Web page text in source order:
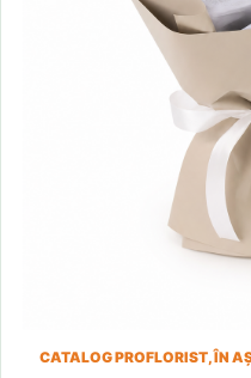
CATALOG PROFLORIST, ÎN